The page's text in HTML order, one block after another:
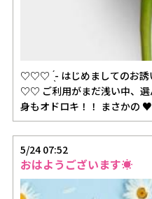
♡♡♡ ̖́- はじめましてのお誘
♡♡ ご利用がまだ浅い中、
身もオドロキ！！ まさかの
5/24 07:52
おはようございます☀️